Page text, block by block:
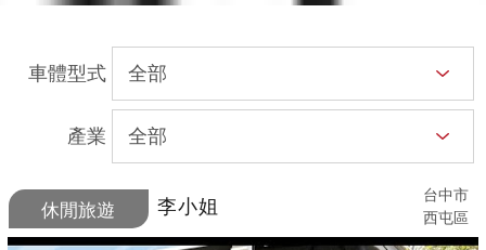
車體型式
產業
休閒旅遊 李小姐
台中市
西屯區